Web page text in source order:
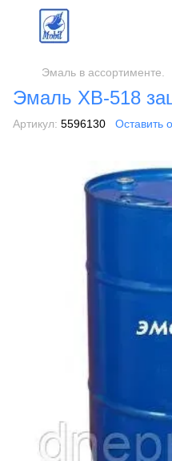
Эмаль в ассортименте.
Эмаль ХВ-518
Артикул: 5596130 Оставить